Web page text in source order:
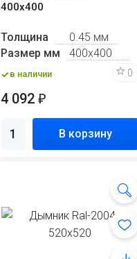
400х400
Толщина
0.45 мм
Размер мм
400х400
в наличии 0
4 092₽
В корзину